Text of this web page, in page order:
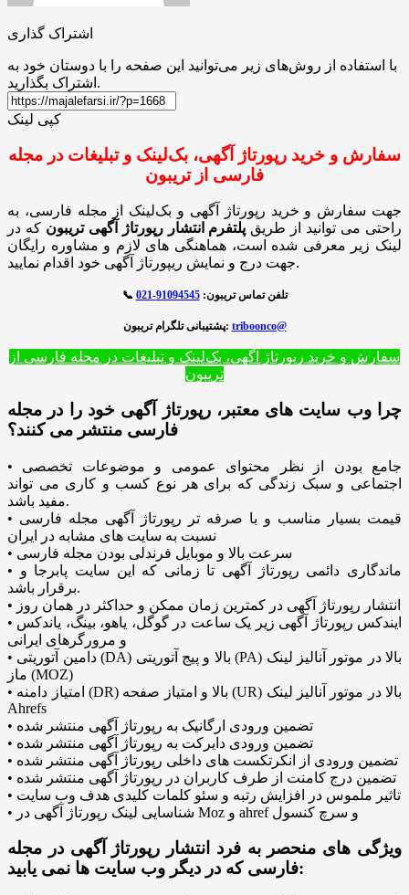
اشتراک گذاری
با استفاده از روش‌های زیر می‌توانید این صفحه را با دوستان خود به
اشتراک بگذارید.
کپی لینک
سفارش و خرید رپورتاژ آگهی، بک‌لینک و تبلیغات در مجله
فارسی از تریبون
جهت سفارش و خرید رپورتاژ آگهی و بک‌لینک از مجله فارسی، به
راحتی می توانید از طریق پلتفرم انتشار رپورتاژ آگهی تریبونکه در
لینک زیر معرفی شده است، هماهنگی های لازم و مشاوره رایگان
جهت درج و نمایش ریپورتاژ آگهی خود اقدام نمایید.
📞 تلفن تماس تریبون:91094545-021
پشتیبانی تلگرام تریبون: triboonco@
سفارش و خرید رپورتاژ آگهی، بک‌لینک و تبلیغات در مجله فارسی از
تریبون
چرا وب سایت های معتبر، رپورتاژ آگهی خود را در مجله
فارسی منتشر می کنند؟
• جامع بودن از نظر محتوای عمومی و موضوعات تخصصی
اجتماعی و سبک زندگی که برای هر نوع کسب و کاری می تواند
مفید باشد.
• قیمت بسیار مناسب و با صرفه تر رپورتاژ آگهی مجله فارسی
نسبت به سایت های مشابه در ایران
• سرعت بالا و موبایل فرندلی بودن مجله فارسی
• ماندگاری دائمی رپورتاژ آگهی تا زمانی که این سایت پابرجا و
برقرار باشد.
• انتشار رپورتاژ آگهی در کمترین زمان ممکن و حداکثر در همان روز
• ایندکس رپورتاژ آگهی زیر یک ساعت در گوگل، یاهو، بینگ، یاندکس
و مرورگرهای ایرانی
• دامین آتوریتی (DA) بالا و پیج آتوریتی (PA) بالا در موتور آنالیز لینک
ماز (MOZ)
• امتیاز دامنه (DR) بالا و امتیاز صفحه (UR) بالا در موتور آنالیز لینک
Ahrefs
• تضمین ورودی ارگانیک به رپورتاژ آگهی منتشر شده
• تضمین ورودی دایرکت به رپورتاژ آگهی منتشر شده
• تضمین ورودی از انکرتکست های داخلی رپورتاژ آگهی منتشر شده
• تضمین درج کامنت از طرف کاربران در رپورتاژ آگهی منتشر شده
• تاثیر ملموس در افزایش رتبه و سئو کلمات کلیدی هدف وب سایت
• شناسایی لینک رپورتاژ آگهی در Moz و ahref و سرچ کنسول
ویژگی های منحصر به فرد انتشار رپورتاژ آگهی در مجله
فارسی که در دیگر وب سایت ها نمی یابید: